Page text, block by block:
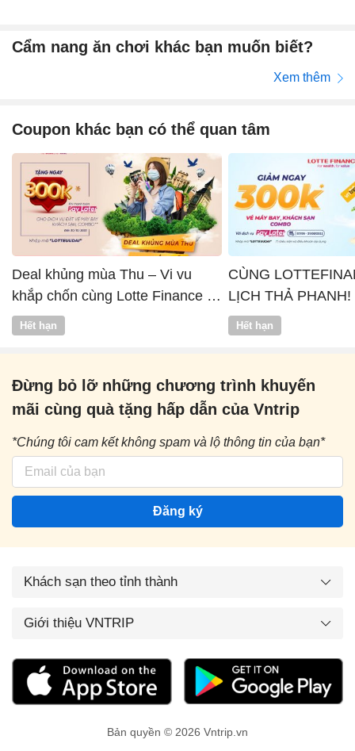
Cẩm nang ăn chơi khác bạn muốn biết?
Xem thêm
Coupon khác bạn có thể quan tâm
Deal khủng mùa Thu – Vi vu
khắp chốn cùng Lotte Finance x
Vntrip
Hết hạn
CÙNG
LỊCH THẢ PHANH!
Hết hạn
Đừng bỏ lỡ những chương trình khuyến
mãi cùng quà tặng hấp dẫn của Vntrip
*Chúng tôi cam kết không spam và lộ thông tin của bạn*
Đăng ký
Khách sạn theo tỉnh thành
Giới thiệu VNTRIP
Bản quyền © 2026 Vntrip.vn